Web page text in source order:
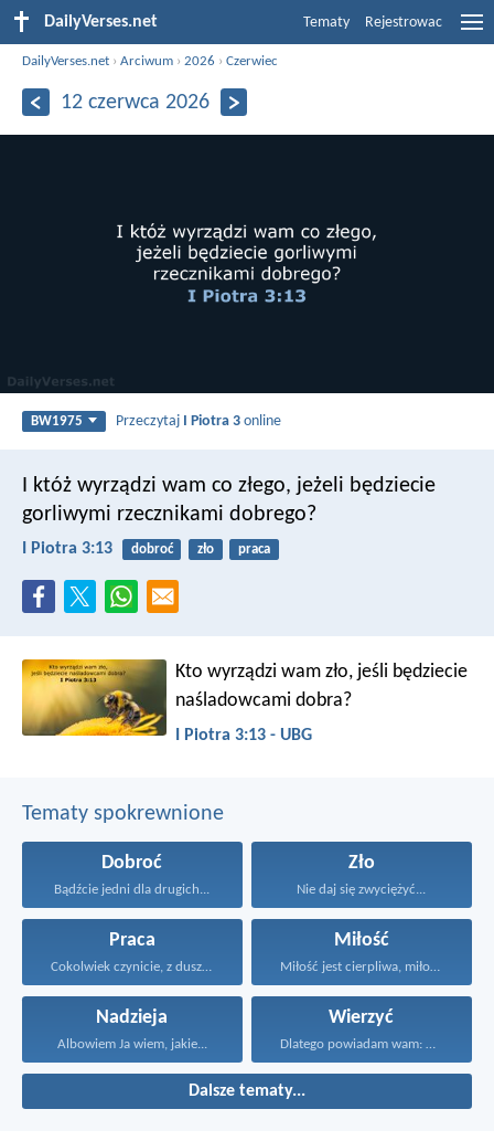
DailyVerses.net Tematy Rejestrowac
DailyVerses.net ›Arciwum ›2026 ›Czerwiec
12 czerwca 2026
BW1975 Przeczytaj I Piotra 3 online
I któż wyrządzi wam co złego, jeżeli będziecie
gorliwymi rzecznikami dobrego?
I Piotra 3:13 dobroć zło praca
Kto wyrządzi wam zło, jeśli będziecie
naśladowcami dobra?
I Piotra 3:13 - UBG
Tematy spokrewnione
Dobroć
Bądźcie jedni dla drugich...
Zło
Nie daj się zwyciężyć...
Praca
Cokolwiek czynicie, z duszy...
Miłość
Miłość jest cierpliwa, miłość...
Nadzieja
Albowiem Ja wiem, jakie...
Wierzyć
Dlatego powiadam wam: Wszystko...
Dalsze tematy...